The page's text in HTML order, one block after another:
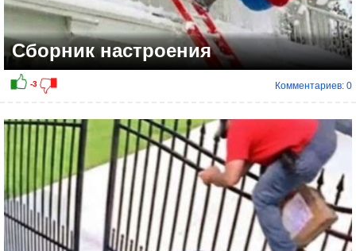
-1
Сборник настроения
Комментариев: 0